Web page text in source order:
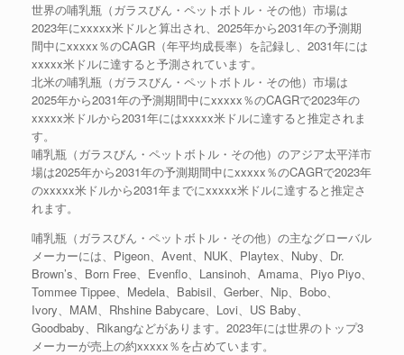
世界の哺乳瓶（ガラスびん・ペットボトル・その他）市場は
2023年にxxxxx米ドルと算出され、2025年から2031年の予測期
間中にxxxxx％のCAGR（年平均成長率）を記録し、2031年には
xxxxx米ドルに達すると予測されています。
北米の哺乳瓶（ガラスびん・ペットボトル・その他）市場は
2025年から2031年の予測期間中にxxxxx％のCAGRで2023年の
xxxxx米ドルから2031年にはxxxxx米ドルに達すると推定されま
す。
哺乳瓶（ガラスびん・ペットボトル・その他）のアジア太平洋市
場は2025年から2031年の予測期間中にxxxxx％のCAGRで2023年
のxxxxx米ドルから2031年までにxxxxx米ドルに達すると推定さ
れます。
哺乳瓶（ガラスびん・ペットボトル・その他）の主なグローバル
メーカーには、Pigeon、Avent、NUK、Playtex、Nuby、Dr.
Brown’s、Born Free、Evenflo、Lansinoh、Amama、Piyo Piyo、
Tommee Tippee、Medela、Babisil、Gerber、Nip、Bobo、
Ivory、MAM、Rhshine Babycare、Lovi、US Baby、
Goodbaby、Rikangなどがあります。2023年には世界のトップ3
メーカーが売上の約xxxxx％を占めています。